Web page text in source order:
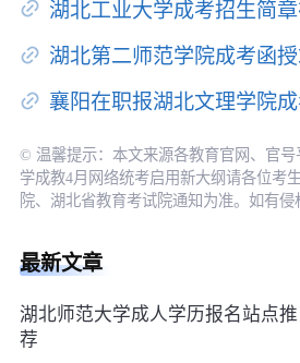
湖北工业大学成考招生简
湖北第二师范学院成考函授
襄阳在职报湖北文理学院成
© 温馨提示：本文来源各教育官网、官号
学成教4月网络统考启用新大纲请各位考
院、湖北省教育考试院通知为准。如有侵
最新文章
湖北师范大学成人学历报名站点推
荐